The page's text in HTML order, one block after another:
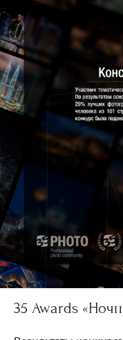
35 Awards